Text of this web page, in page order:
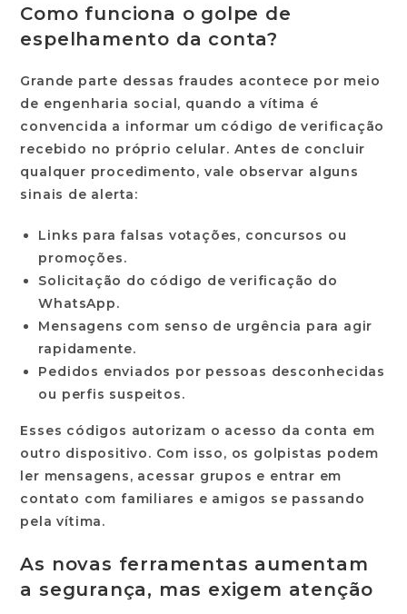
Como funciona o golpe de
espelhamento da conta?
Grande parte dessas fraudes acontece por meio
de engenharia social, quando a vítima é
convencida a informar um código de verificação
recebido no próprio celular. Antes de concluir
qualquer procedimento, vale observar alguns
sinais de alerta:
Links para falsas votações, concursos ou
promoções.
Solicitação do código de verificação do
WhatsApp.
Mensagens com senso de urgência para agir
rapidamente.
Pedidos enviados por pessoas desconhecidas
ou perfis suspeitos.
Esses códigos autorizam o acesso da conta em
outro dispositivo. Com isso, os golpistas podem
ler mensagens, acessar grupos e entrar em
contato com familiares e amigos se passando
pela vítima.
As novas ferramentas aumentam
a segurança, mas exigem atenção